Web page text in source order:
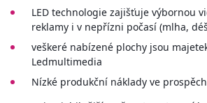
LED technologie zajišťuje výbornou
reklamy i v nepřízni počasí (mlha,
veškeré nabízené plochy jsou
Ledmultimedia
Nízké produkční náklady ve